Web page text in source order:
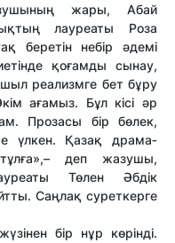
жары, Абай
лау­реаты Роза
беретін небір әдемі
қоғамды сынау,
реализмге бет бұру
ағамыз. Бұл кісі әр
Прозасы бір бөлек,
үлкен. Қазақ драма­
деп жазушы,
Төлен Әбдік
Саңлақ суреткерге
бір нұр көрінді.